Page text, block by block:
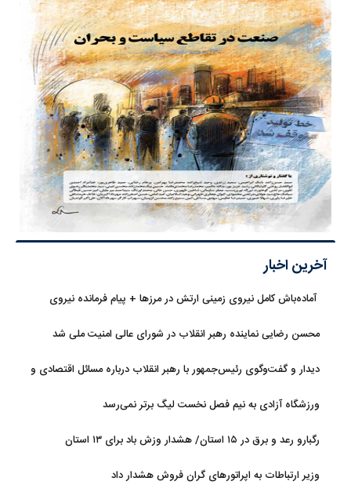
آخرین اخبار
آماده‌باش کامل نیروی زمینی ارتش در مرزها + پیام فرمانده نیروی
محسن رضایی نماینده رهبر انقلاب در شورای عالی امنیت ملی شد
دیدار و گفت‌وگوی رئیس‌جمهور با رهبر انقلاب درباره مسائل اقتصادی و
ورزشگاه آزادی به نیم فصل نخست لیگ برتر نمی‌رسد
رگبارو رعد و برق در ۱۵ استان/ هشدار وزش باد برای ۱۳ استان‌
وزیر ارتباطات به اپراتورهای گران فروش هشدار داد